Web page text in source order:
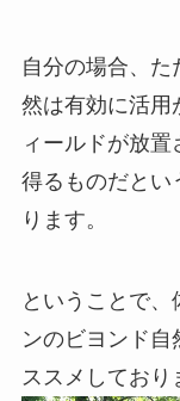
自分の場合、た
然は有効に活用
ィールドが放
得るものだとい
ります。
ということで、
ンのビヨンド自
ススメしており